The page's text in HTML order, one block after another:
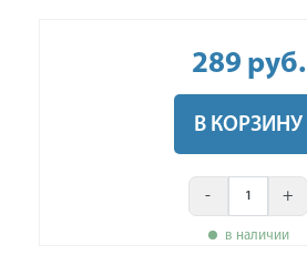
289 руб.
В КОРЗИНУ
- +
в наличии